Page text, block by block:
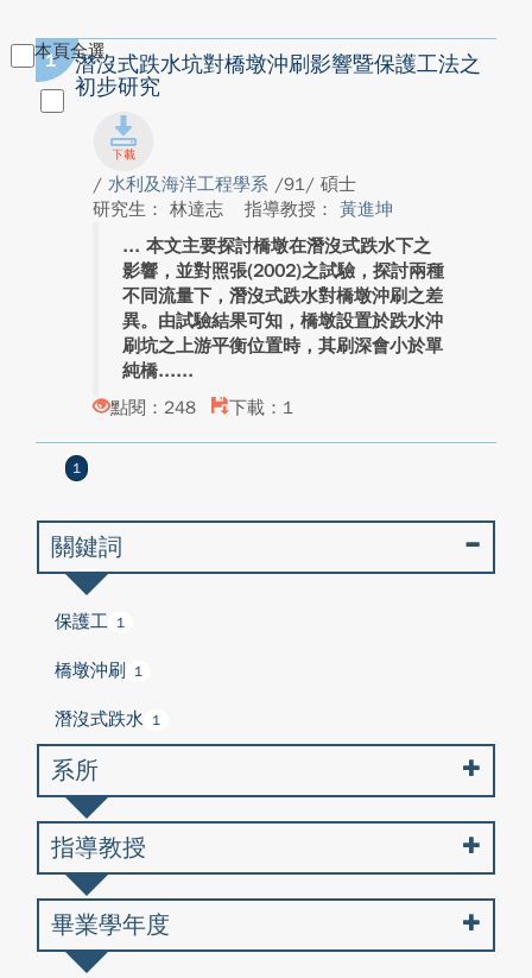
本頁全選
1
潛沒式跌水坑對橋墩沖刷影響暨保護工法之
初步研究
/ 水利及海洋工程學系 /91/ 碩士
研究生： 林達志
指導教授： 黃進坤
本文主要探討橋墩在潛沒式跌水下之
影響，並對照張(2002)之試驗，探討兩種
不同流量下，潛沒式跌水對橋墩沖刷之差
異。由試驗結果可知，橋墩設置於跌水沖
刷坑之上游平衡位置時，其刷深會小於單
純橋...
點閱：248
下載：1
1
關鍵詞
保護工 1
橋墩沖刷 1
潛沒式跌水 1
系所
指導教授
畢業學年度